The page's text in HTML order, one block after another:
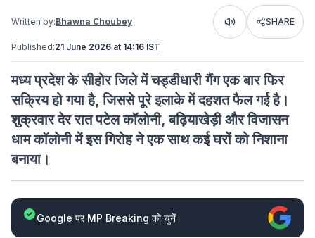
Written by:Bhawna Choubey Listen SHARE
Published:21 June 2026 at 14:16 IST
मध्य प्रदेश के सीहोर जिले में चड्डीधारी गैंग एक बार फिर
सक्रिय हो गया है, जिससे पूरे इलाके में दहशत फैल गई है।
शुक्रवार देर रात पटेल कॉलोनी, बढ़ियाखेड़ी और विजासन
धाम कॉलोनी में इस गिरोह ने एक साथ कई घरों को निशाना
बनाया।
Google पर MP Breaking को चुनें